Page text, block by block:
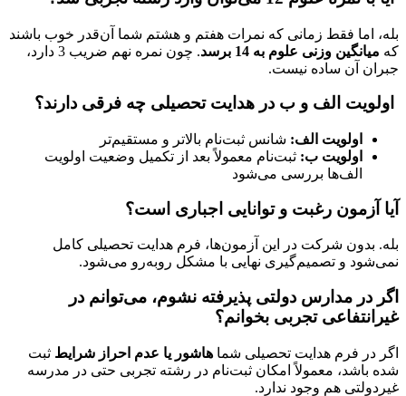
بله، اما فقط زمانی که نمرات هفتم و هشتم شما آن‌قدر خوب باشند
که میانگین وزنی علوم به 14 برسد
. چون نمره نهم ضریب 3 دارد،
جبران آن ساده نیست.
اولویت الف و ب در هدایت تحصیلی چه فرقی دارند؟
اولویت الف: شانس ثبت‌نام بالاتر و مستقیم‌تر
اولویت ب: ثبت‌نام معمولاً بعد از تکمیل وضعیت اولویت
الف‌ها بررسی می‌شود
آیا آزمون رغبت و توانایی اجباری است؟
بله. بدون شرکت در این آزمون‌ها، فرم هدایت تحصیلی کامل
نمی‌شود و تصمیم‌گیری نهایی با مشکل روبه‌رو می‌شود.
اگر در مدارس دولتی پذیرفته نشوم، می‌توانم در
غیرانتفاعی تجربی بخوانم؟
اگر در فرم هدایت تحصیلی شما هاشور یا عدم احراز شرایط ثبت
شده باشد، معمولاً امکان ثبت‌نام در رشته تجربی حتی در مدرسه
غیردولتی هم وجود ندارد.